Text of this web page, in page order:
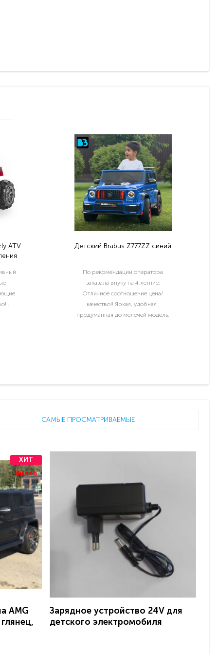
ATV
Детский Brabus Z777ZZ синий
По рекомендации оператора
заказала внуку на 4 летние.
Отличное соотношение цена/
качество!! Яркая, удобная ,
продуманная до мелочей модель.
САМЫЕ ПРОСМАТРИВАЕМЫЕ
ХИТ
Видео
AMG
Зарядное устройство 24V для
детского электромобиля